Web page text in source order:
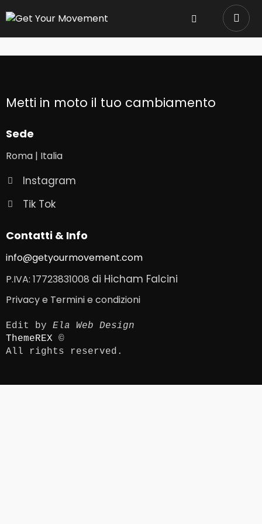
Metti in moto il tuo cambiamento
Sede
Roma | Italia
Instagram
Tik Tok
Contatti & Info
info@getyourmovement.com
P.IVA: 17723831008 di Hicham Falcini
Privacy e Termini e condizioni
Edit by Ela Web Design
ThemeREX ©
All rights reserved.